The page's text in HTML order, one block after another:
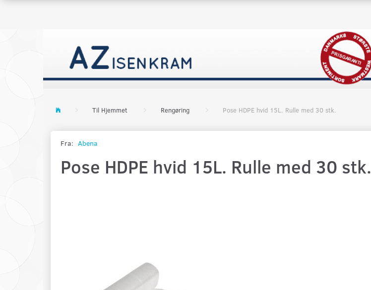
Til Hjemmet Rengøring Pose HDPE hvid 15L. Rulle med 30 stk.
Fra: Abena
Pose HDPE hvid 15L. Rulle med 30 stk.